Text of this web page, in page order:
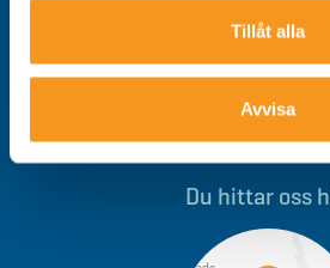
Tillåt alla
Avvisa
Välkommen till Storklinten - Vi
/
Du hittar oss